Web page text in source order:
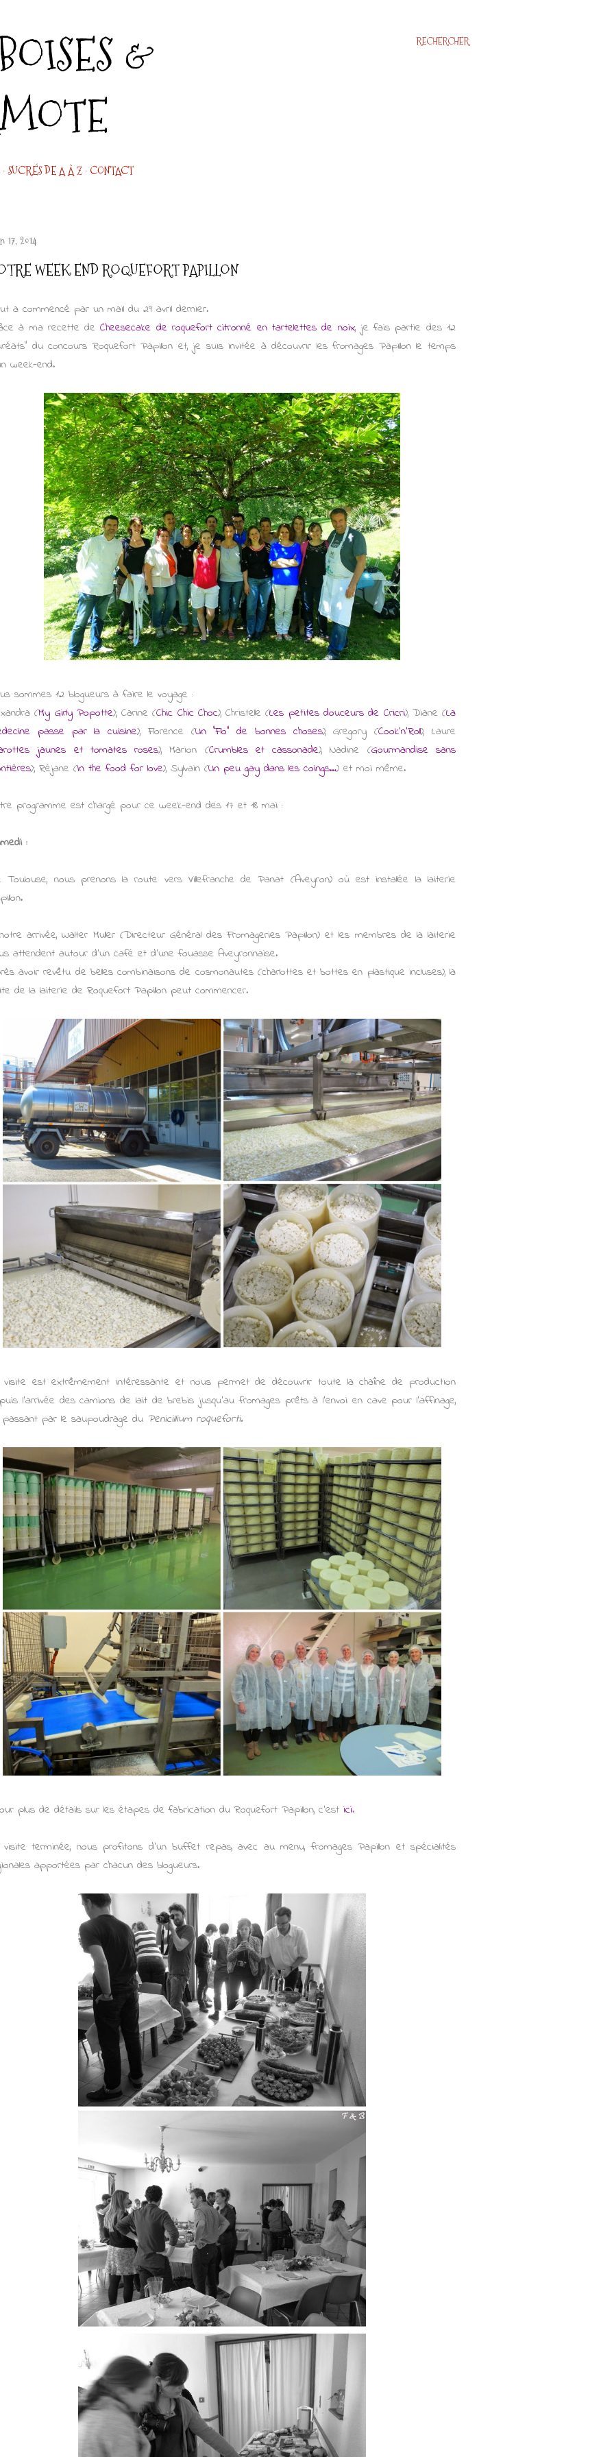
RECHERCHER
&
SUCRÉS DE A À Z CONTACT
17, 2014
WEEK END ROQUEFORT PAPILLON
a commencé par un mail du 29 avril dernier.
à ma recette deCheesecake de roquefort citronné en tartelettes de noix, je fais partie des 12
du concours Roquefort Papillon et, je suis invitée à découvrir les fromages Papillon le temps
week-end.
sommes 12 blogueurs à faire le voyage :
(My Girly Popotte); Carine (Chic Chic Choc), Christelle (Les petites douceurs de Cricri), Diane (La
passe par la cuisine), Florence (Un "Flo" de bonnes choses), Gregory (Cook'n'Roll), Laure
jaunes et tomates roses), Marion (Crumbles et cassonade), Nadine (Gourmandise sans
); Réjane (In the food for love), Sylvain (Un peu gay dans les coings…) et moi même.
programme est chargé pour ce week-end des 17 et 18 mai :
:
Toulouse, nous prenons la route vers Villefranche de Panat (Aveyron) où est installée la laiterie
arrivée, Walter Muller (Directeur Général des Fromageries Papillon) et les membres de la laiterie
attendent autour d’un café et d’une fouasse Aveyronnaise.
avoir revêtu de belles combinaisons de cosmonautes (charlottes et bottes en plastique incluses), la
de la laiterie de Roquefort Papillon peut commencer.
visite est extrêmement intéressante et nous permet de découvrir toute la chaîne de production
l'arrivée des camions de lait de brebis jusqu'au fromages prêts à l'envoi en cave pour l'affinage,
par le saupoudrage du Penicillium roqueforti.
plus de détails sur les étapes de fabrication du Roquefort Papillon, c'est ici.
visite terminée, nous profitons d'un buffet repas, avec au menu,fromages Papillon et spécialités
apportées par chacun des blogueurs.